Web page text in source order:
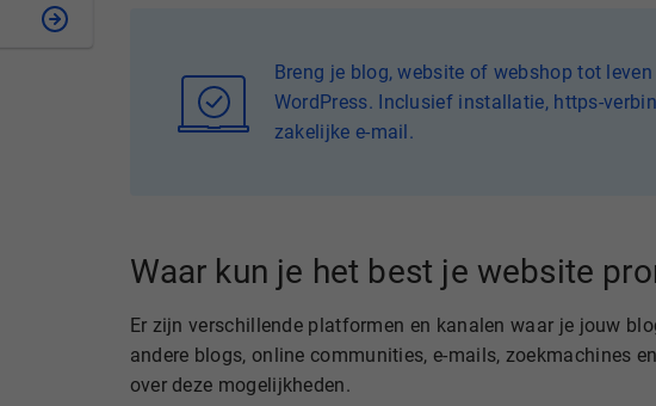
Breng je blog, website of webshop tot
WordPress. Inclusief installatie, https-
zakelijke e-mail.
Waar kun je het best je website
Er zijn verschillende platformen en kanalen waar je jouw
andere blogs, online communities, e-mails, zoekmachines
over deze mogelijkheden.